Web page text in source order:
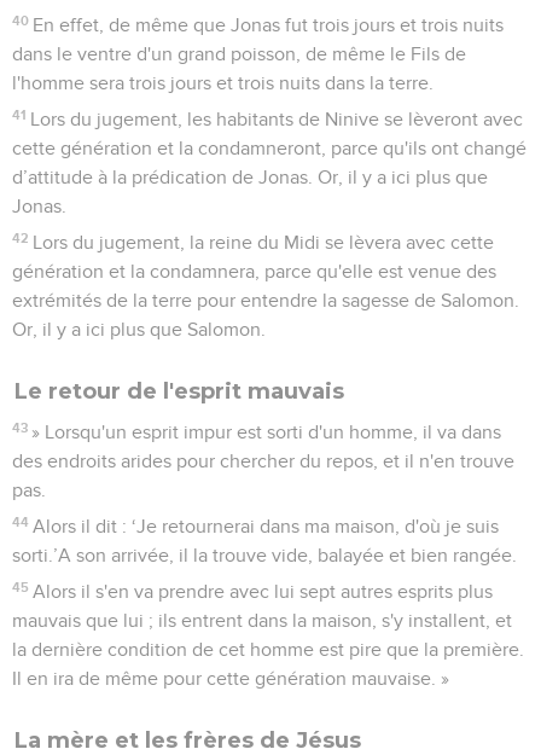
40 En effet, de même que Jonas fut trois jours et trois nuits
dans le ventre d'un grand poisson, de même le Fils de
l'homme sera trois jours et trois nuits dans la terre.
41 Lors du jugement, les habitants de Ninive se lèveront avec
cette génération et la condamneront, parce qu'ils ont changé
d’attitude à la prédication de Jonas. Or, il y a ici plus que
Jonas.
42 Lors du jugement, la reine du Midi se lèvera avec cette
génération et la condamnera, parce qu'elle est venue des
extrémités de la terre pour entendre la sagesse de Salomon.
Or, il y a ici plus que Salomon.
Le retour de l'esprit mauvais
43 » Lorsqu'un esprit impur est sorti d'un homme, il va dans
des endroits arides pour chercher du repos, et il n'en trouve
pas.
44 Alors il dit : ‘Je retournerai dans ma maison, d'où je suis
sorti.’A son arrivée, il la trouve vide, balayée et bien rangée.
45 Alors il s'en va prendre avec lui sept autres esprits plus
mauvais que lui ; ils entrent dans la maison, s'y installent, et
la dernière condition de cet homme est pire que la première.
Il en ira de même pour cette génération mauvaise. »
La mère et les frères de Jésus